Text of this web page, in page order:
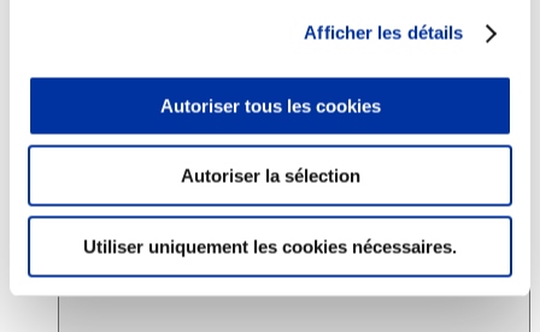
Afficher les détails
Autoriser tous les cookies
Autoriser la sélection
Utiliser uniquement les cookies nécessaires.
Consommation
Sécurité sanitaire
Juste rémunération et attractivité des métiers
Info-veille scientifique
Accords